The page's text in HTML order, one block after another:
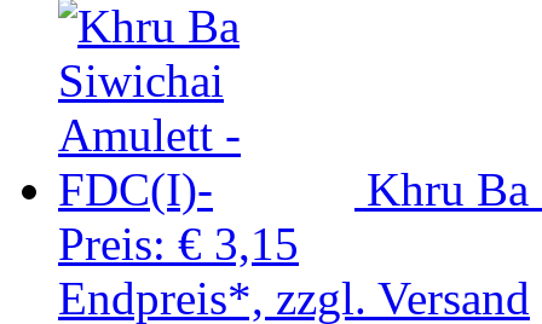
Khru
Preis: € 3,15
Endpreis*, zzgl. Versand